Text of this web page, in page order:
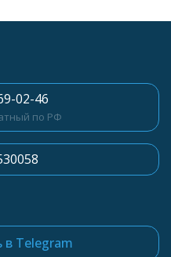
02-46
по РФ
в Telegram